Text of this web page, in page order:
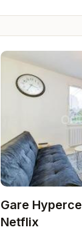
Gare
Netflix